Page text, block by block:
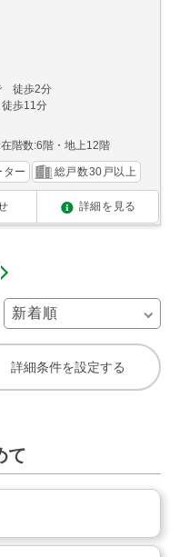
徒歩2分
歩11分
階数:6階・地上12階
ター 総戸数30戸以上
詳細を見る
詳細条件を設定する
て